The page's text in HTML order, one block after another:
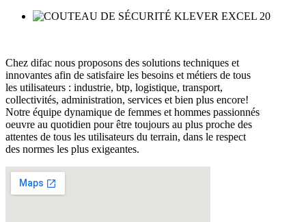
Chez difac nous proposons des solutions techniques et
innovantes afin de satisfaire les besoins et métiers de tous
les utilisateurs : industrie, btp, logistique, transport,
collectivités, administration, services et bien plus encore!
Notre équipe dynamique de femmes et hommes passionnés
oeuvre au quotidien pour être toujours au plus proche des
attentes de tous les utilisateurs du terrain, dans le respect
des normes les plus exigeantes.